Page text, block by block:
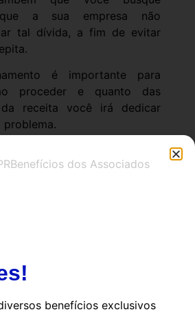
a sua empresa não
tal dívida, a fim de evitar
é importante para
proceder e quanto das
da receita você irá dedicar
problema.
a
dos
qual é sua dívida e a base do
necessita organizar as
dos recursos para evitar que
E para isso você pode
avalia cada setor do seu
do 0% até 100% em
Benefícios dos Associados
benefícios exclusivos